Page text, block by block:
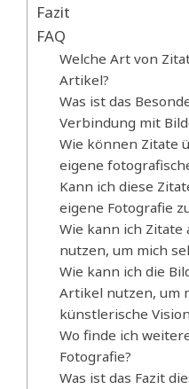
Fazit
FAQ
Welche Art von
Artikel?
Was ist das
Verbindung mit
Wie können Zitate
eigene
Kann ich diese
eigene Fotografie
Wie kann ich Zitate
nutzen, um mich
Wie kann ich die
Artikel nutzen, um
künstlerische
Wo finde ich
Fotografie?
Was ist das Fazit